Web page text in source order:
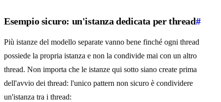
Esempio sicuro: un'istanza dedicata per thread#
Più istanze del modello separate vanno bene finché ogni thread
possiede la propria istanza e non la condivide mai con un altro
thread. Non importa che le istanze qui sotto siano create prima
dell'avvio dei thread: l'unico pattern non sicuro è condividere
un'istanza tra i thread: